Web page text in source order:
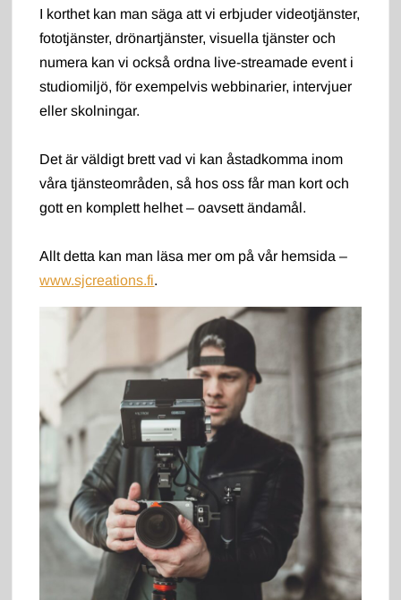
I korthet kan man säga att vi erbjuder videotjänster,
fototjänster, drönartjänster, visuella tjänster och
numera kan vi också ordna live-streamade event i
studiomiljö, för exempelvis webbinarier, intervjuer
eller skolningar.
Det är väldigt brett vad vi kan åstadkomma inom
våra tjänsteområden, så hos oss får man kort och
gott en komplett helhet – oavsett ändamål.
Allt detta kan man läsa mer om på vår hemsida –
www.sjcreations.fi.